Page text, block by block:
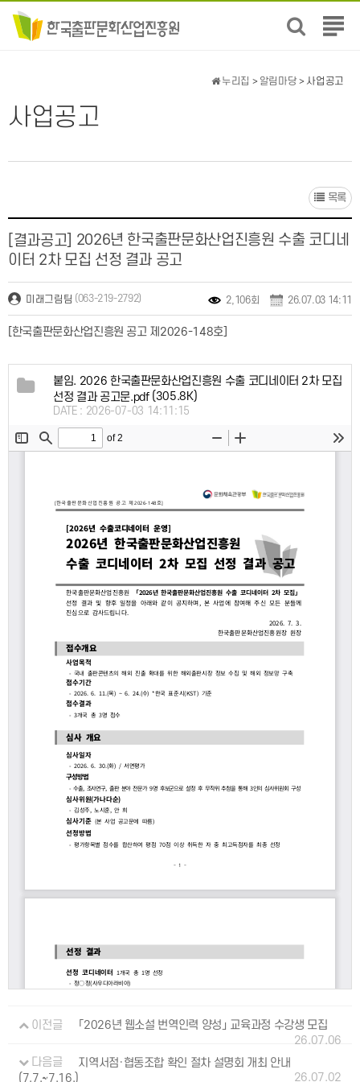
전
뉴
사업공고
누리집 > 알림마당 > 사업공고
목록
[결과공고]
2026년 한국출판문화산업진흥원 수출 코디네
이터 2차 모집 선정 결과 공고
미래그림팀 (063-219-2792) 2,106회 26.07.03 14:11
[한국출판문화산업진흥원 공고 제2026-148호]
붙임. 2026 한국출판문화산업진흥원 수출 코디네이터 2차 모집
선정 결과 공고문.pdf(305.8K)
DATE : 2026-07-03 14:11:15
이전글
「2026년 웹소설 번역인력 양성」 교육과정 수강생 모집
26.07.06
다음글
지역서점·협동조합 확인 절차 설명회 개최 안내
(7.7.~7.16.)
26.07.02